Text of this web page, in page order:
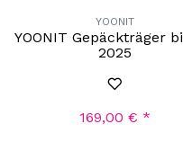
YOONIT
YOONIT Gepäckträger
2025
169,00 € *